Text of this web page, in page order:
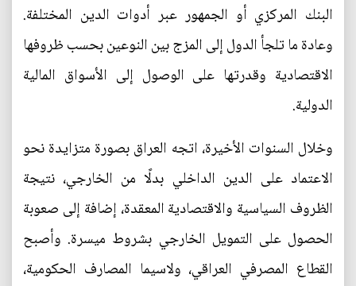
البنك المركزي أو الجمهور عبر أدوات الدين المختلفة.
وعادة ما تلجأ الدول إلى المزج بين النوعين بحسب ظروفها
الاقتصادية وقدرتها على الوصول إلى الأسواق المالية
الدولية.
وخلال السنوات الأخيرة، اتجه العراق بصورة متزايدة نحو
الاعتماد على الدين الداخلي بدلًا من الخارجي، نتيجة
الظروف السياسية والاقتصادية المعقدة، إضافة إلى صعوبة
الحصول على التمويل الخارجي بشروط ميسرة. وأصبح
القطاع المصرفي العراقي، ولاسيما المصارف الحكومية،